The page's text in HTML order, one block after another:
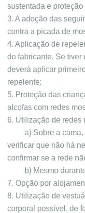
sustentada e
3. A adoção das
contra a picada de
4. Aplicação de
do fabricante. Se tiver
deverá aplicar
repelente;
5. Proteção das
alcofas com redes
6. Utilização de redes
a) Sobre a cama,
verificar que não há
confirmar se a rede
b) Mesmo durante
7. Opção por
8. Utilização de
corporal possível, de